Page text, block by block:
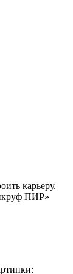
карьеру.
ПИР»